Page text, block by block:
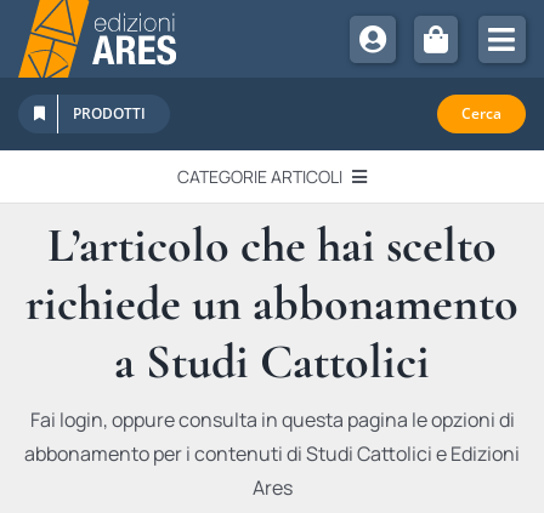
Salta
contenuto
Chi Siamo
Sostienici
Abbonamenti
Promozioni
Newsletter
PRODOTTI Cerca
CATEGORIE ARTICOLI
EDITORIALI
IN QUESTO NUMERO
RECENSIONI
L’articolo che hai scelto
richiede un abbonamento
a Studi Cattolici
Fai login, oppure consulta in questa pagina le opzioni di
abbonamento per i contenuti di Studi Cattolici e Edizioni
Ares